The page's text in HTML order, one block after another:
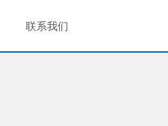
联系我们